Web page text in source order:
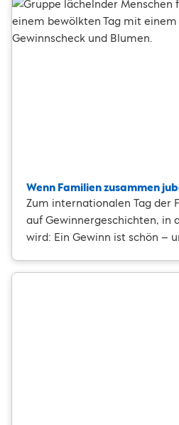
Wenn Familien zusammen
Zum internationalen Tag der
auf Gewinnergeschichten, in
wird: Ein Gewinn ist schön –
Kinder oder mehrere